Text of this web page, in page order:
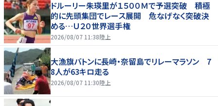
ドルーリー朱瑛里が１５００Ｍで予選突破 積極
的に先頭集団でレース展開 危なげなく突破決
める…Ｕ２０世界選手権
2026/08/07 11:38陸上
大漁旗バトンに長崎・奈留島でリレーマラソン 7
8人が63キロ走る
2026/08/07 11:30陸上